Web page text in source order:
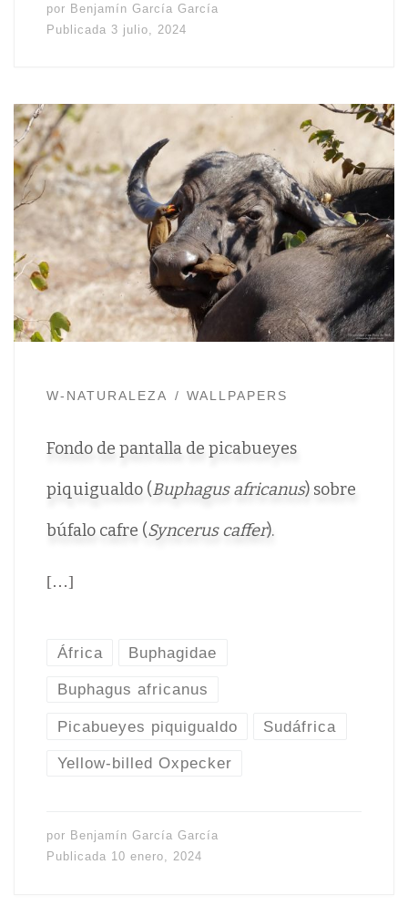
por Benjamín García García
Publicada 3 julio, 2024
W-NATURALEZA WALLPAPERS
Fondo de pantalla de picabueyes
piquigualdo (Buphagus africanus) sobre
búfalo cafre (Syncerus caffer).
[…]
África Buphagidae
Buphagus africanus
Picabueyes piquigualdo Sudáfrica
Yellow-billed Oxpecker
por Benjamín García García
Publicada 10 enero, 2024